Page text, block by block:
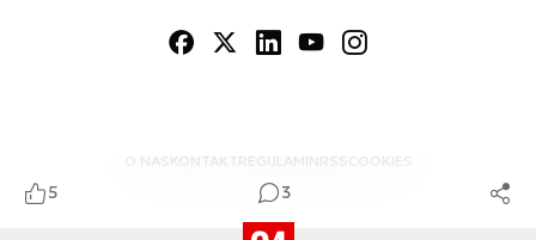
5 3
O NAS KONTAKTREGULAMINRSS COOKIES